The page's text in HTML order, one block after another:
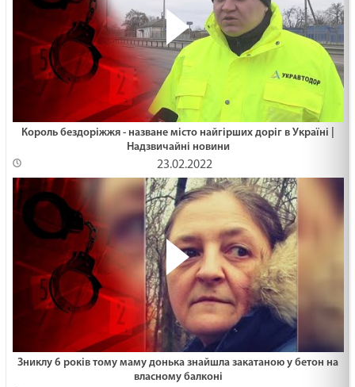
Король бездоріжжя - назване місто найгірших доріг в Україні |
Надзвичайні новини
23.02.2022
Зниклу 6 років тому маму донька знайшла закатаною у бетон на
власному балконі